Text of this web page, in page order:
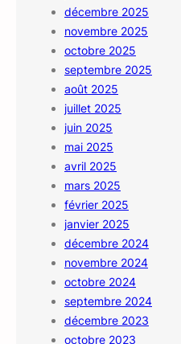
décembre 2025
novembre 2025
octobre 2025
septembre 2025
août 2025
juillet 2025
juin 2025
mai 2025
avril 2025
mars 2025
février 2025
janvier 2025
décembre 2024
novembre 2024
octobre 2024
septembre 2024
décembre 2023
octobre 2023